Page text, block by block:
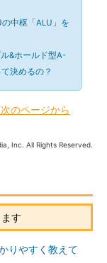
中枢「ALU」を
&ホールド型A-
決めるの？
のページから
Inc. All Rights Reserved.
す
りやすく教えて